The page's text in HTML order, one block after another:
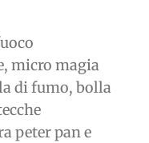
micro magia
di fumo, bolla
peter pan e